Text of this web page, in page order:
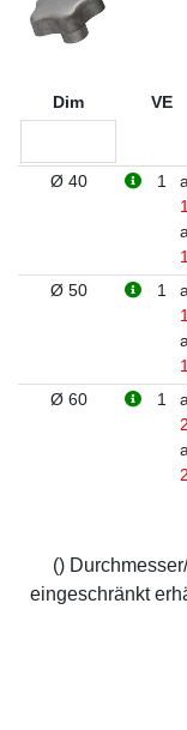
Dim VE
Ø 40 1
Ø 50
1
Ø 60
1
()
eingeschränkt